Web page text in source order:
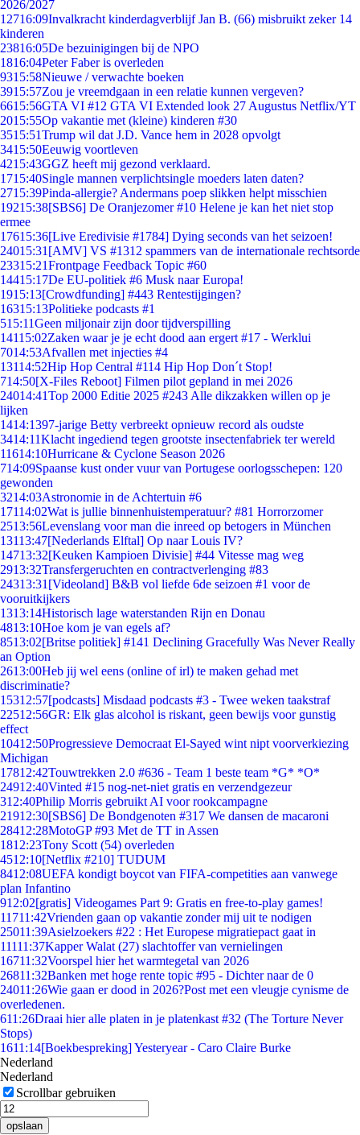
2026/2027
12716:09Invalkracht kinderdagverblijf Jan B. (66) misbruikt zeker 14
kinderen
23816:05De bezuinigingen bij de NPO
1816:04Peter Faber is overleden
9315:58Nieuwe / verwachte boeken
3915:57Zou je vreemdgaan in een relatie kunnen vergeven?
6615:56GTA VI #12 GTA VI Extended look 27 Augustus Netflix/YT
2015:55Op vakantie met (kleine) kinderen #30
3515:51Trump wil dat J.D. Vance hem in 2028 opvolgt
3415:50Eeuwig voortleven
4215:43GGZ heeft mij gezond verklaard.
1715:40Single mannen verplichtsingle moeders laten daten?
2715:39Pinda-allergie? Andermans poep slikken helpt misschien
19215:38[SBS6] De Oranjezomer #10 Helene je kan het niet stop
ermee
17615:36[Live Eredivisie #1784] Dying seconds van het seizoen!
24015:31 [AMV] VS #1312 spammers van de internationale rechtsorde
23315:21Frontpage Feedback Topic #60
14415:17De EU-politiek #6 Musk naar Europa!
1915:13[Crowdfunding] #443 Rentestijgingen?
16315:13Politieke podcasts #1
515:11Geen miljonair zijn door tijdverspilling
14115:02Zaken waar je je echt dood aan ergert #17 - Werklui
7014:53Afvallen met injecties #4
13114:52Hip Hop Central #114 Hip Hop Don´t Stop!
714:50[X-Files Reboot] Filmen pilot gepland in mei 2026
24014:41Top 2000 Editie 2025 #243 Alle dikzakken willen op je
lijken
1414:1397-jarige Betty verbreekt opnieuw record als oudste
3414:11Klacht ingediend tegen grootste insectenfabriek ter wereld
11614:10Hurricane & Cyclone Season 2026
714:09Spaanse kust onder vuur van Portugese oorlogsschepen: 120
gewonden
3214:03Astronomie in de Achtertuin #6
17114:02Wat is jullie binnenhuistemperatuur? #81 Horrorzomer
2513:56Levenslang voor man die inreed op betogers in München
13113:47[Nederlands Elftal] Op naar Louis IV?
14713:32[Keuken Kampioen Divisie] #44 Vitesse mag weg
2913:32Transfergeruchten en contractverlenging #83
24313:31 [Videoland] B&B vol liefde 6de seizoen #1 voor de
vooruitkijkers
1313:14Historisch lage waterstanden Rijn en Donau
4813:10Hoe kom je van egels af?
8513:02[Britse politiek] #141 Declining Gracefully Was Never Really
an Option
2613:00Heb jij wel eens (online of irl) te maken gehad met
discriminatie?
15312:57[podcasts] Misdaad podcasts #3 - Twee weken taakstraf
22512:56GR: Elk glas alcohol is riskant, geen bewijs voor gunstig
effect
10412:50Progressieve Democraat El-Sayed wint nipt voorverkiezing
Michigan
17812:42Touwtrekken 2.0 #636 - Team 1 beste team *G* *O*
24912:40Vinted #15 nog-net-niet gratis en verzendgezeur
312:40Philip Morris gebruikt AI voor rookcampagne
21912:30[SBS6] De Bondgenoten #317 We dansen de macaroni
28412:28MotoGP #93 Met de TT in Assen
1812:23Tony Scott (54) overleden
4512:10[Netflix #210] TUDUM
8412:08UEFA kondigt boycot van FIFA-competities aan vanwege
plan Infantino
912:02[gratis] Videogames Part 9: Gratis en free-to-play games!
11711:42Vrienden gaan op vakantie zonder mij uit te nodigen
25011:39Asielzoekers #22 : Het Europese migratiepact gaat in
11111:37Kapper Walat (27) slachtoffer van vernielingen
16711:32Voorspel hier het warmtegetal van 2026
26811:32Banken met hoge rente topic #95 - Dichter naar de 0
24011:26Wie gaan er dood in 2026?Post met een vleugje cynisme de
overledenen.
611:26Draai hier alle platen in je platenkast #32 (The Torture Never
Stops)
1611:14[Boekbespreking] Yesteryear - Caro Claire Burke
Nederland
Nederland
Scrollbar gebruiken
opslaan